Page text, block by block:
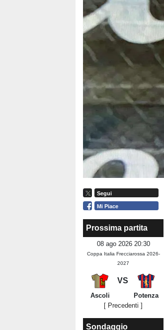
Segui
Mi Piace
Prossima partita
08 ago 2026 20:30
Coppa Italia Frecciarossa 2026-
2027
VS
Ascoli
Potenza
[ Precedenti ]
Sondaggio